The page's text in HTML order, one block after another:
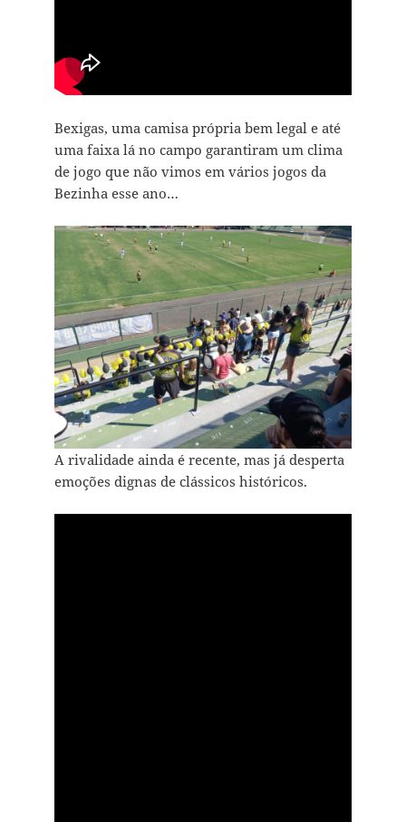
Bexigas, uma camisa própria bem legal e até
uma faixa lá no campo garantiram um clima
de jogo que não vimos em vários jogos da
Bezinha esse ano…
A rivalidade ainda é recente, mas já desperta
emoções dignas de clássicos históricos.